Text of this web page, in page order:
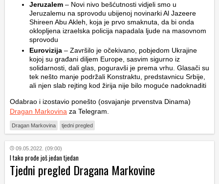
Jeruzalem – Novi nivo bešćutnosti vidjeli smo u
Jeruzalemu na sprovodu ubijenoj novinarki Al Jazeere
Shireen Abu Akleh, koja je prvo smaknuta, da bi onda
oklopljena izraelska policija napadala ljude na masovnom
sprovodu
Eurovizija – Završilo je očekivano, pobjedom Ukrajine
kojoj su građani diljem Europe, sasvim sigurno iz
solidarnosti, dali glas, poguravši je prema vrhu. Glasači su
tek nešto manje podržali Konstraktu, predstavnicu Srbije,
ali njen slab rejting kod žirija nije bilo moguće nadoknaditi
Odabrao i izostavio ponešto (osvajanje prvenstva Dinama)
Dragan Markovina za Telegram.
Dragan Markovina tjedni pregled
09.05.2022. (09:00)
I tako prođe još jedan tjedan
Tjedni pregled Dragana Markovine